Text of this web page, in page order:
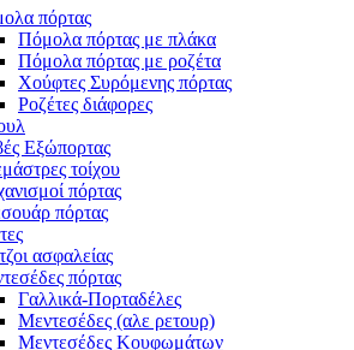
πόρτας
Πόμολα πόρτας με πλάκα
Πόμολα πόρτας με ροζέτα
Χούφτες Συρόμενης πόρτας
Ροζέτες διάφορες
Εξώπορτας
τοίχου
πόρτας
πόρτας
ασφαλείας
πόρτας
Γαλλικά-Πορταδέλες
Μεντεσέδες (αλε ρετουρ)
Μεντεσέδες Κουφωμάτων